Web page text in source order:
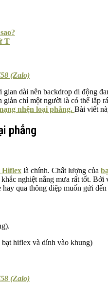
T
(Zalo)
dài nên backdrop di động
chỉ một người là có thể lắp
nhện loại phẳng. Bài viết
phẳng
Hiflex là chính. Chất lượng của
nghiệt nắng mưa rất tốt. Bởi
qua thông điệp muốn gửi
hiflex và dính vào khung)
(Zalo)